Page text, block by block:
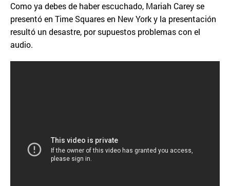
Como ya debes de haber escuchado, Mariah Carey se
presentó en Time Squares en New York y la presentación
resultó un desastre, por supuestos problemas con el
audio.